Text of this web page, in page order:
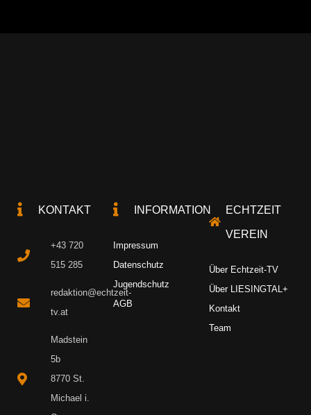
KONTAKT
+43 720
515 285
redaktion@echtzeit-
tv.at
Madstein
5b
8770 St.
Michael i.
INFORMATION
Impressum
Datenschutz
Jugendschutz
AGB
ECHTZEIT
VEREIN
Über Echtzeit-TV
Über LIESINGTAL+
Kontakt
Team